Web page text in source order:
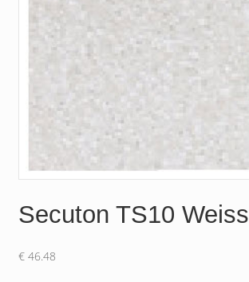
Secuton TS10 Weiss
€46.48